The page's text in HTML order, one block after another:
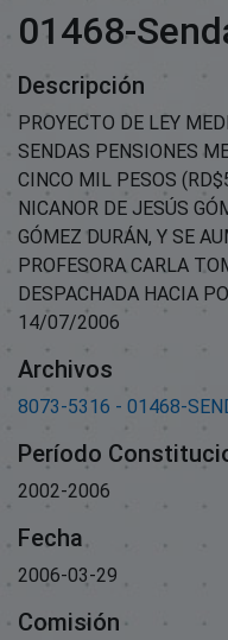
01468-
Descripción
PROYECTO DE LEY
SENDAS PENSIONES
CINCO MIL PESOS
NICANOR DE JESÚS
GÓMEZ DURÁN, Y SE
PROFESORA CARLA
DESPACHADA HACIA
14/07/2006
Archivos
8073-5316 - 01468-
Período
2002-2006
Fecha
2006-03-29
Comisión